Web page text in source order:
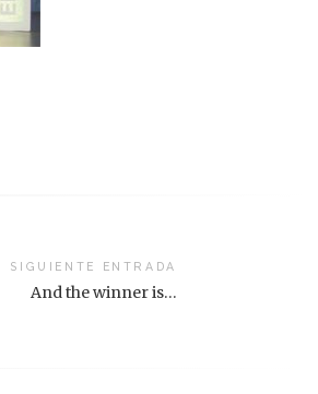
SIGUIENTE ENTRADA
And the winner is…